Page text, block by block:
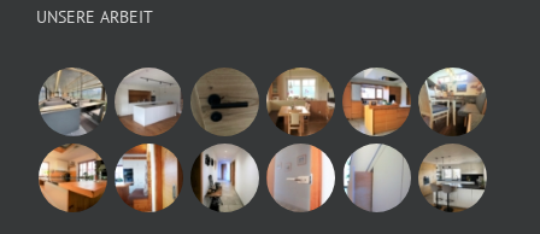
UNSERE ARBEIT